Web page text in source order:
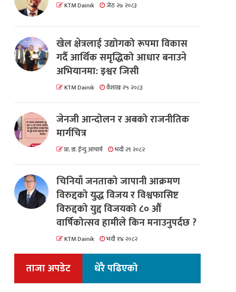
KTM Dainik जेठ २७ २०८३
खेल क्षेत्रलाई उद्योगको रूपमा विकास
गर्दै आर्थिक समृद्धिको आधार बनाउने
अभियानमा: इश्वर जिसी
KTM Dainik वैशाख २५ २०८३
जेनजी आन्दोलन र अबको राजनीतिक
मार्गचित्र
प्रा. डा. ईन्दु आचार्य भदौ २९ २०८२
चिनियाँ जनताको जापानी आक्रमण
विरुद्दको युद्ध विजय र विश्वफासिष्ट
विरुद्दको युद्द विजयको ८० औं
वार्षिकोत्सव हामीले किन मनाउनुपर्दछ ?
KTM Dainik भदौ १४ २०८२
ताजा अपडेट धेरै पढिएको